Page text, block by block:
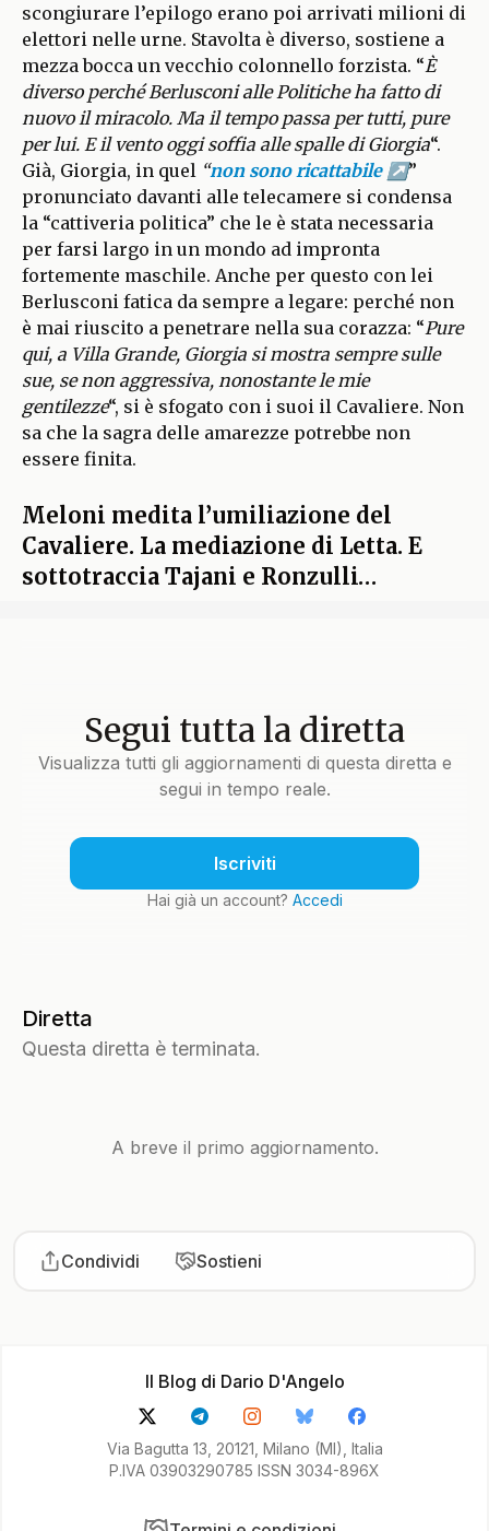
scongiurare l’epilogo erano poi arrivati milioni di
elettori nelle urne. Stavolta è diverso, sostiene a
mezza bocca un vecchio colonnello forzista. “È
diverso perché Berlusconi alle Politiche ha fatto di
nuovo il miracolo. Ma il tempo passa per tutti, pure
per lui. E il vento oggi soffia alle spalle di Giorgia“.
Già, Giorgia, in quel “non sono ricattabile
”
pronunciato davanti alle telecamere si condensa
la “cattiveria politica” che le è stata necessaria
per farsi largo in un mondo ad impronta
fortemente maschile. Anche per questo con lei
Berlusconi fatica da sempre a legare: perché non
è mai riuscito a penetrare nella sua corazza: “Pure
qui, a Villa Grande, Giorgia si mostra sempre sulle
sue, se non aggressiva, nonostante le mie
gentilezze“, si è sfogato con i suoi il Cavaliere. Non
sa che la sagra delle amarezze potrebbe non
essere finita.
Meloni medita l’umiliazione del
Cavaliere. La mediazione di Letta. E
sottotraccia Tajani e Ronzulli…
Segui tutta la diretta
Visualizza tutti gli aggiornamenti di questa diretta e
segui in tempo reale.
Iscriviti
Hai già un account? Accedi
Diretta
Questa diretta è terminata.
A breve il primo aggiornamento.
Condividi Sostieni
Il Blog di Dario D'Angelo
Via Bagutta 13, 20121, Milano (MI), Italia
P.IVA 03903290785 ISSN 3034-896X